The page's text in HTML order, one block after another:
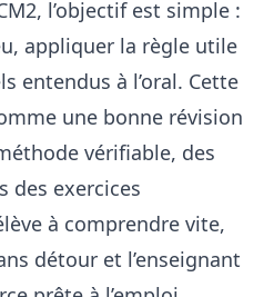
l’objectif est simple :
appliquer la règle utile
entendus à l’oral. Cette
une bonne révision
vérifiable, des
des exercices
à comprendre vite,
détour et l’enseignant